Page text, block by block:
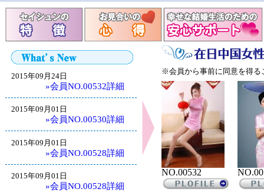
2015年09月24日
»会員NO.00532詳細
2015年09月01日
»会員NO.00530詳細
2015年09月01日
»会員NO.00528詳細
2015年09月01日
»会員NO.00528詳細
※会員から事前に同意を得る
NO.00532